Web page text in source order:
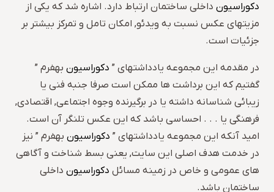
دکوراسیون داخلی ساختمان ارتباط دارد. اشاره شد که یکی از
مزیتهای عکس نسبت به ویدئو, امکان تامل و تمرکز بیشتر بر
جزئیات است.
در مقدمه این مجموعه یادداشتهای ” دکوراسیون بهفرم ”
گفتیم که این برداشت ها ممکن است صرفا جنبه فنی یا
زیبائی شناسانه داشته یا در برگیرنده وجوه اجتماعی, اقتصادی,
فرهنگی یا . . . احساسی باشد که این عکس تلنگر آن است.
امید آنکه این مجموعه یادداشتهای ” دکوراسیون بهفرم ” نیز
در خدمت هدف اصلی این سایت, یعنی بسط شناخت و آگاهی
های عمومی و خاص در زمینه مسائل دکوراسیون داخلی
ساختمان باشد.